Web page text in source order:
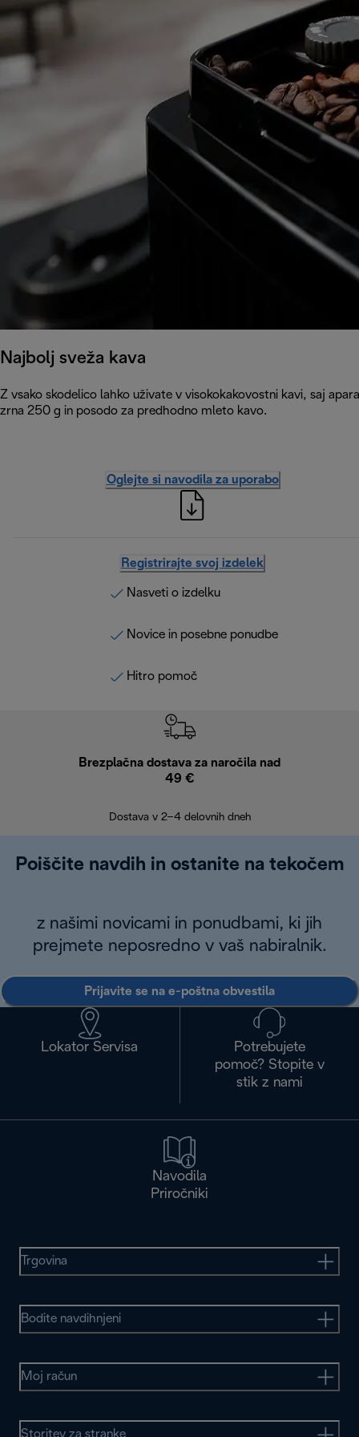
Najbolj sveža kava
Z vsako skodelico lahko uživate v visokokakovostni kavi, saj
zrna 250 g in posodo za predhodno mleto kavo.
Oglejte si navodila za uporabo
Registrirajte svoj izdelek
Nasveti o izdelku
Novice in posebne ponudbe
Hitro pomoč
Brezplačna dostava za naročila nad
49 €
Dostava v 2–4 delovnih dneh
Poiščite navdih in ostanite na tekočem
z našimi novicami in ponudbami, ki jih
prejmete neposredno v vaš nabiralnik.
Prijavite se na e-poštna obvestila
Lokator Servisa
Potrebujete
pomoč? Stopite v
stik z nami
Navodila
Priročniki
Trgovina
Bodite navdihnjeni
Moj račun
Storitev za stranke